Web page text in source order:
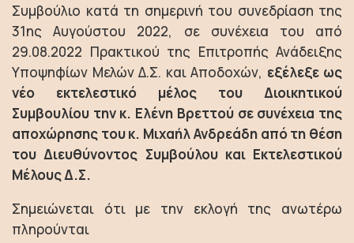
Συμβούλιο κατά τη σημερινή του συνεδρίαση της
31ης Αυγούστου 2022, σε συνέχεια του από
29.08.2022 Πρακτικού της Επιτροπής Ανάδειξης
Υποψηφίων Μελών Δ.Σ. και Αποδοχών, εξέλεξε ως
νέο εκτελεστικό μέλος του Διοικητικού
Συμβουλίου την κ. Ελένη Βρεττού σε συνέχεια της
αποχώρησης του κ. Μιχαήλ Ανδρεάδη από τη θέση
του Διευθύνοντος Συμβούλου και Εκτελεστικού
Μέλους Δ.Σ.
Σημειώνεται ότι με την εκλογή της ανωτέρω
πληρούνται